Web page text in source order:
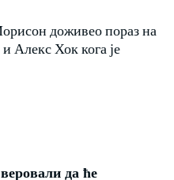
доживео пораз на
Алекс Хок кога је
да ће